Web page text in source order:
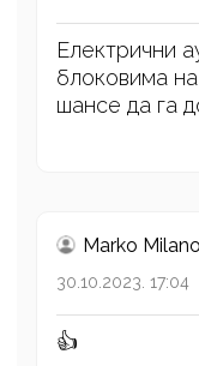
Електрични
блоковима
шансе да га
Marko
30.10.2023. 17:04
👍